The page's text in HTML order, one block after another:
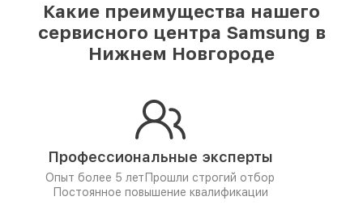
Какие преимущества нашего
сервисного центра Samsung в
Нижнем Новгороде
Профессиональные эксперты
Опыт более 5 лет Прошли строгий отбор
Постоянное повышение квалификации